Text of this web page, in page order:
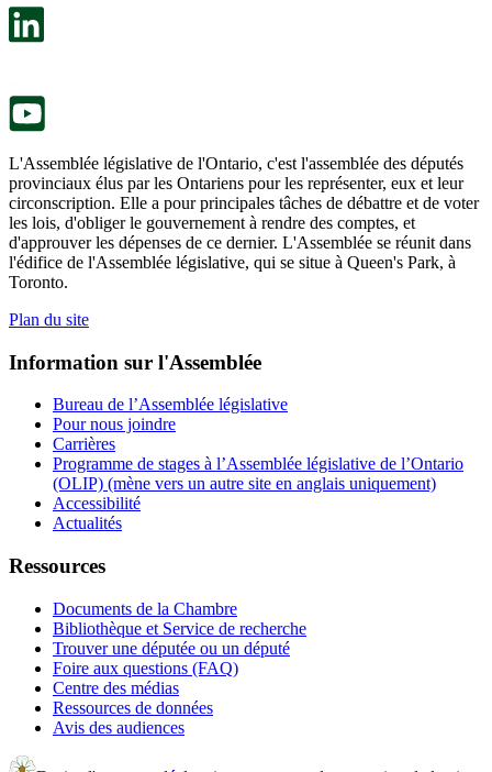
L'Assemblée législative de l'Ontario, c'est l'assemblée des députés
provinciaux élus par les Ontariens pour les représenter, eux et leur
circonscription. Elle a pour principales tâches de débattre et de voter
les lois, d'obliger le gouvernement à rendre des comptes, et
d'approuver les dépenses de ce dernier. L'Assemblée se réunit dans
l'édifice de l'Assemblée législative, qui se situe à Queen's Park, à
Toronto.
Plan du site
Information sur l'Assemblée
Bureau de l’Assemblée législative
Pour nous joindre
Carrières
Programme de stages à l’Assemblée législative de l’Ontario
(OLIP) (mène vers un autre site en anglais uniquement)
Accessibilité
Actualités
Ressources
Documents de la Chambre
Bibliothèque et Service de recherche
Trouver une députée ou un député
Foire aux questions (FAQ)
Centre des médias
Ressources de données
Avis des audiences